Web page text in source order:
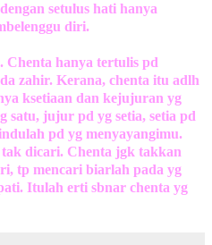
setulus hati hanya
diri.
Chenta hanya tertulis pd
zahir. Kerana, chenta itu adlh
ksetiaan dan kejujuran yg
satu, jujur pd yg setia, setia pd
pd yg menyayangimu.
dicari. Chenta jgk takkan
tp mencari biarlah pada yg
Itulah erti sbnar chenta yg